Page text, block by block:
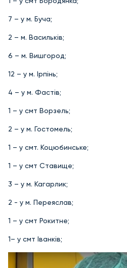
7 – у м. Буча;
2 – м. Васильків;
6 – м. Вишгород;
12 – у м. Ірпінь;
4 – у м. Фастів;
1 – у смт Ворзель;
2 – у м. Гостомель;
1 – у смт. Коцюбинське;
1 – у смт Ставище;
3 – у м. Кагарлик;
2 - у м. Переяслав;
1 – у смт Рокитне;
1– у смт Іванків;